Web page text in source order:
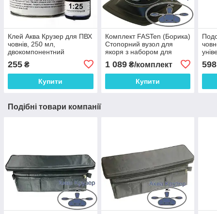
Клей Аква Крузер для ПВХ
човнів, 250 мл,
двокомпонентний
ремонту надувного човна
ПВХ в банке
255 ₴
Купити
Комплект FASTen (Борика)
Стопорний вузол для
якоря з набором для
борт пвх (ALp002)
1 089₴/комплект
Купити
598
Подібні товари компанії